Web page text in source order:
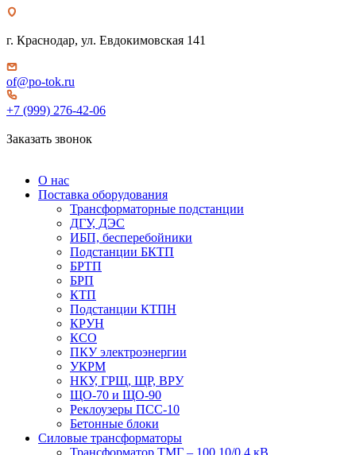
г. Краснодар, ул. Евдокимовская 141
of@po-tok.ru
+7 (999) 276-42-06
Заказать звонок
О нас
Поставка оборудования
Трансформаторные подстанции
ДГУ, ДЭС
ИБП, бесперебойники
Подстанции БКТП
БРТП
БРП
КТП
Подстанции КТПН
КРУН
КСО
ПКУ электроэнергии
УКРМ
НКУ, ГРЩ, ЩР, ВРУ
ЩО-70 и ЩО-90
Реклоузеры ПСС-10
Бетонные блоки
Силовые трансформаторы
Трансформатор ТМГ – 100 10/0,4 кВ